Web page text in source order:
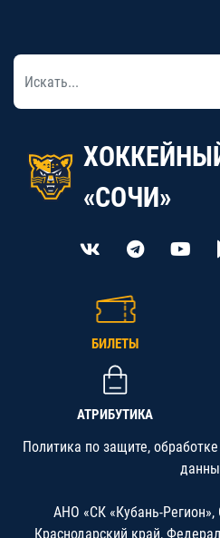
«СОЧИ»
БИЛЕТЫ
АТРИБУТИКА
Политика по защите,
АНО «СК «Кубань-
Краснодарский край,